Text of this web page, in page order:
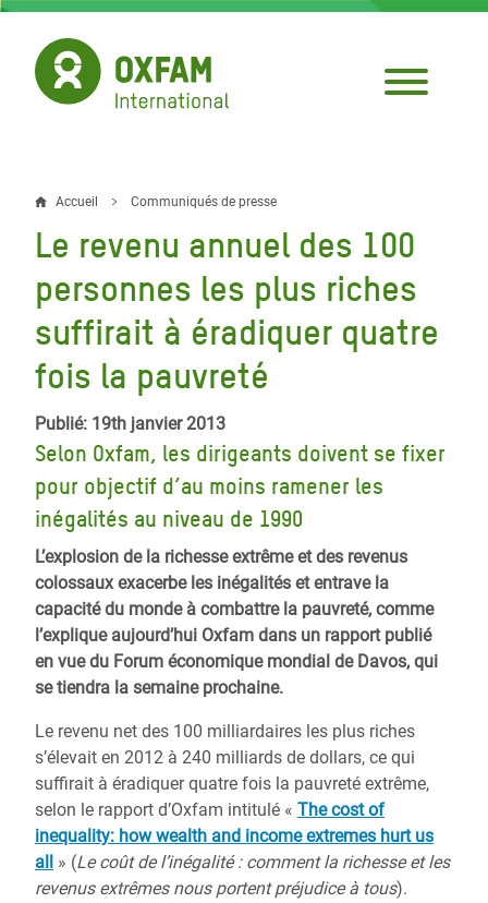
Aller
contenu
principal
Fil
d'Ariane
Accueil Communiqués de presse
Le revenu annuel des 100
personnes les plus riches
suffirait à éradiquer quatre
fois la pauvreté
Publié: 19th janvier 2013
Selon Oxfam, les dirigeants doivent se fixer
pour objectif d’au moins ramener les
inégalités au niveau de 1990
L’explosion de la richesse extrême et des revenus
colossaux exacerbe les inégalités et entrave la
capacité du monde à combattre la pauvreté, comme
l’explique aujourd’hui Oxfam dans un rapport publié
en vue du Forum économique mondial de Davos, qui
se tiendra la semaine prochaine.
Le revenu net des 100 milliardaires les plus riches
s’élevait en 2012 à 240 milliards de dollars, ce qui
suffirait à éradiquer quatre fois la pauvreté extrême,
selon le rapport d’Oxfam intitulé « The cost of
inequality: how wealth and income extremes hurt us
all » (Le coût de l’inégalité : comment la richesse et les
revenus extrêmes nous portent préjudice à tous).